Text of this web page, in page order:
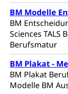
BM Modelle
BM
Sciences TALS
Berufsmatur
BM Plakat -
BM Plakat
Modelle BM
Vermittler,
Vermittlung,
Umgang
Rassismus